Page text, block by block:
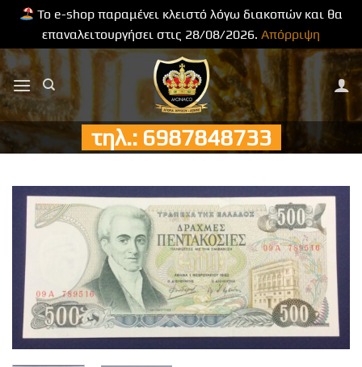
Το e-shop παραμένει κλειστό λόγω διακοπών και θα
επαναλειτουργήσει στις 28/08/2026. Απόρριψη
Μετάβαση
στο
περιεχόμενο
τηλ.: 6987848733